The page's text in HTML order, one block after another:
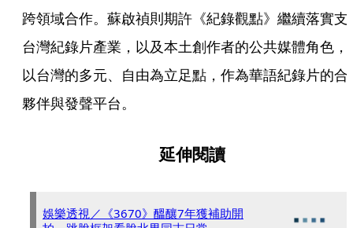
跨領域合作。蘇啟禎則期許《紀錄觀點》繼續落實支
台灣紀錄片產業，以及本土創作者的公共媒體角色，
以台灣的多元、自由為立足點，作為華語紀錄片的合
夥伴與發聲平台。
延伸閱讀
娛樂透視／《3670》醞釀7年獲補助開